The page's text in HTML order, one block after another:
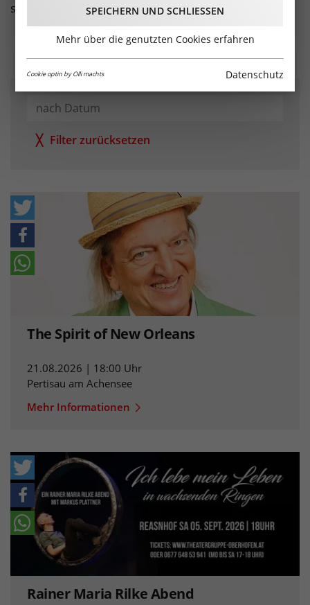
schönen Abend!
Events im Überblick
Datum
Filter zurücksetzen
The Spirit of New Orleans
21.08.2026 | 18:00 Uhr
Pertisau am Achensee
Mehr Informationen
Rainer Maria Rilke Abend
SPEICHERN UND SCHLIESSEN
Mehr über die genutzten Cookies erfahren
Cookie optin by Olli machts Datenschutz